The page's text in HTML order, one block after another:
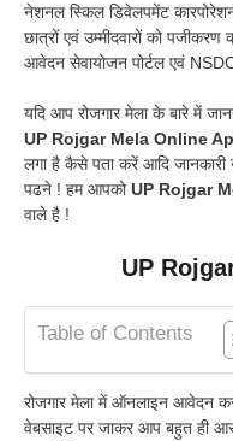
नेशनल स्किल डिवेलपमेंट
छात्रों एवं उम्मीदवारों को
आवेदन सेवायोजन पोर्टल एवं
यदि आप रोजगार मेला के बारे में
UP Rojgar Mela Online
लगा है कैसे पता करें आदि
पढने ! हम आपकोUP Rojgar
वाले है !
UP
Table of Contents
रोजगार मेला में ऑनलाइन आवेदन
वेबसाइट पर जाकर आप बहुत ही